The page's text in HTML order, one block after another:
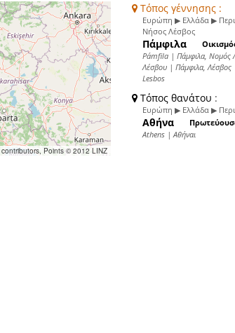
contributors, Points © 2012 LINZ
Τόπος γέννησης :
Ευρώπη ▶ Ελλάδα ▶
Νήσος Λέσβος
Πάμφιλα
Pámfila | Πάμφιλα, Νομός
Λέσβου | Πάμφιλα,
Lesbos
Τόπος θανάτου :
Ευρώπη ▶ Ελλάδα ▶
Αθήνα
Athens | Αθήναι